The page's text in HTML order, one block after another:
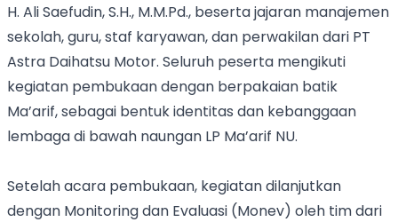
H. Ali Saefudin, S.H., M.M.Pd., beserta jajaran manajemen
sekolah, guru, staf karyawan, dan perwakilan dari PT
Astra Daihatsu Motor. Seluruh peserta mengikuti
kegiatan pembukaan dengan berpakaian batik
Ma’arif, sebagai bentuk identitas dan kebanggaan
lembaga di bawah naungan LP Ma’arif NU.
Setelah acara pembukaan, kegiatan dilanjutkan
dengan Monitoring dan Evaluasi (Monev) oleh tim dari